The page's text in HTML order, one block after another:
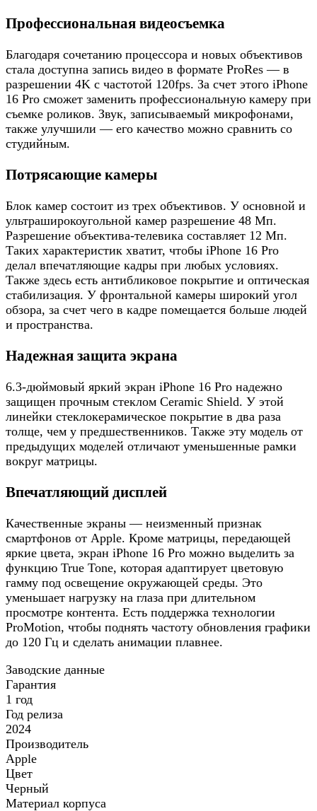
Профессиональная видеосъемка
Благодаря сочетанию процессора и новых объективов
стала доступна запись видео в формате ProRes — в
разрешении 4K с частотой 120fps. За счет этого iPhone
16 Pro сможет заменить профессиональную камеру при
съемке роликов. Звук, записываемый микрофонами,
также улучшили — его качество можно сравнить со
студийным.
Потрясающие камеры
Блок камер состоит из трех объективов. У основной и
ультраширокоугольной камер разрешение 48 Мп.
Разрешение объектива-телевика составляет 12 Мп.
Таких характеристик хватит, чтобы iPhone 16 Pro
делал впечатляющие кадры при любых условиях.
Также здесь есть антибликовое покрытие и оптическая
стабилизация. У фронтальной камеры широкий угол
обзора, за счет чего в кадре помещается больше людей
и пространства.
Надежная защита экрана
6.3-дюймовый яркий экран iPhone 16 Pro надежно
защищен прочным стеклом Ceramic Shield. У этой
линейки стеклокерамическое покрытие в два раза
толще, чем у предшественников. Также эту модель от
предыдущих моделей отличают уменьшенные рамки
вокруг матрицы.
Впечатляющий дисплей
Качественные экраны — неизменный признак
смартфонов от Apple. Кроме матрицы, передающей
яркие цвета, экран iPhone 16 Pro можно выделить за
функцию True Tone, которая адаптирует цветовую
гамму под освещение окружающей среды. Это
уменьшает нагрузку на глаза при длительном
просмотре контента. Есть поддержка технологии
ProMotion, чтобы поднять частоту обновления графики
до 120 Гц и сделать анимации плавнее.
Заводские данные
Гарантия
1 год
Год релиза
2024
Производитель
Apple
Цвет
Черный
Материал корпуса